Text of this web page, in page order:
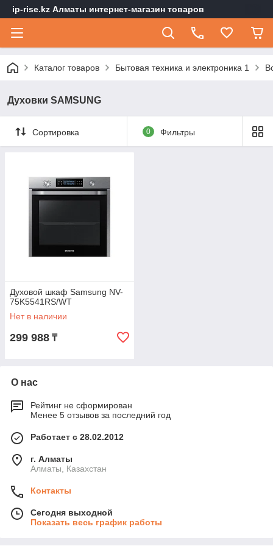
ip-rise.kz Алматы интернет-магазин товаров
Каталог товаров Бытовая техника и электроника 1
Духовки SAMSUNG
Сортировка 0 Фильтры
Духовой шкаф Samsung NV-
75K5541RS/WT
Нет в наличии
299 988 ₸
О нас
Рейтинг не сформирован
Менее 5 отзывов за последний год
Работает с 28.02.2012
г. Алматы
Алматы, Казахстан
Контакты
Сегодня выходной
Показать весь график работы